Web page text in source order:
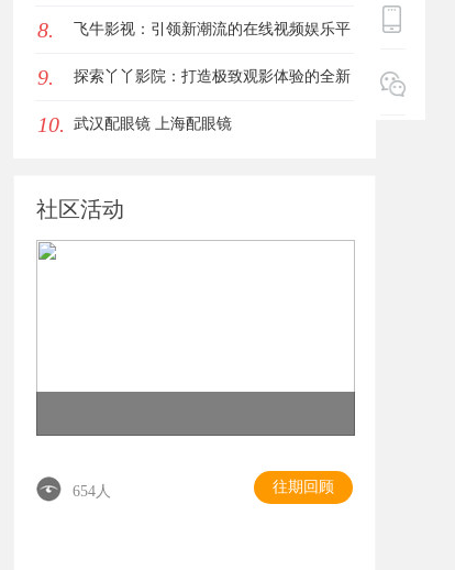
首选平台详解
8. 飞牛影视：引领新潮流的在线视频娱乐平
台全面解析
9. 探索丫丫影院：打造极致观影体验的全新
影视平台
10. 武汉配眼镜 上海配眼镜
社区活动
654人 往期回顾